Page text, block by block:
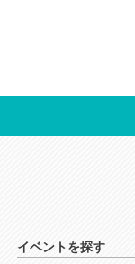
イベントを探す